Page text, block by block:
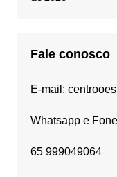
Fale conosco
E-mail:
Whatsapp e
65 999049064